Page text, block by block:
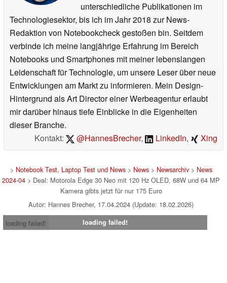
unterschiedliche Publikationen im
Technologiesektor, bis ich im Jahr 2018 zur News-
Redaktion von Notebookcheck gestoßen bin. Seitdem
verbinde ich meine langjährige Erfahrung im Bereich
Notebooks und Smartphones mit meiner lebenslangen
Leidenschaft für Technologie, um unsere Leser über neue
Entwicklungen am Markt zu informieren. Mein Design-
Hintergrund als Art Director einer Werbeagentur erlaubt
mir darüber hinaus tiefe Einblicke in die Eigenheiten
dieser Branche.
Kontakt:
@HannesBrecher, LinkedIn, Xing
> Notebook Test, Laptop Test und News> News> Newsarchiv> News
2024-04 > Deal: Motorola Edge 30 Neo mit 120 Hz OLED, 68W und 64 MP
Kamera gibts jetzt für nur 175 Euro
Autor: Hannes Brecher, 17.04.2024 (Update: 18.02.2026)
loading failed!
loading failed!